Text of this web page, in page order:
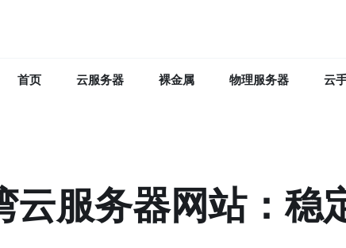
首页 云服务器 裸金属 物理服务器 云
云服务器网站：稳